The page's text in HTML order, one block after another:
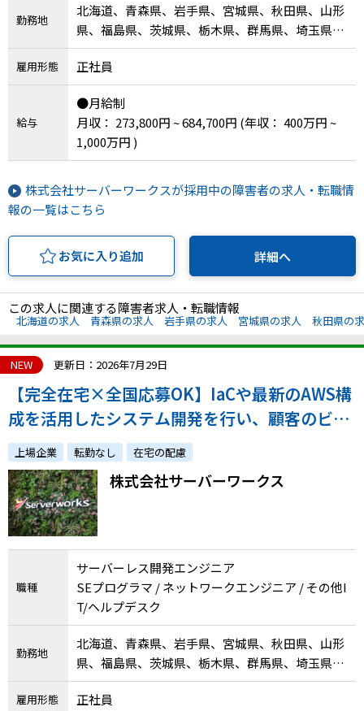
勤務地
北海道、青森県、岩手県、宮城県、秋田県、山形
県、福島県、茨城県、栃木県、群馬県、埼玉県、
千葉県、東京都、神奈川県、新潟県、富山県、石
川県、福井県、山梨県、長野県、岐阜県、静岡
県、愛知県、三重県、滋賀県、京都府、大阪府、
兵庫県、奈良県、和歌山県、鳥取県、島根県、岡
山県、広島県、山口県、徳島県、香川県、愛媛
県、高知県、福岡県、佐賀県、長崎県、熊本県、
大分県、宮崎県、鹿児島県、沖縄県、その他
雇用形態 正社員
給与
●月給制
月収： 273,800円 ~ 684,700円 (年収： 400万円 ~
1,000万円 )
株式会社サーバーワークスが採用中の障害者の求人・転職情
報の一覧はこちら
お気に入り追加 詳細へ
この求人に関連する障害者求人・転職情報
北海道の求人 青森県の求人 岩手県の求人 宮城県の求人 秋田県の
NEW 更新日：2026年7月29日
【完全在宅×全国応募OK】IaCや最新のAWS構
成を活用したシステム開発を行い、顧客のビジ
ネスを加速させたい方を募集します！
上場企業 転勤なし 在宅の配慮
株式会社サーバーワークス
職種
サーバーレス開発エンジニア
SEプログラマ / ネットワークエンジニア / その他I
T/ヘルプデスク
勤務地
北海道、青森県、岩手県、宮城県、秋田県、山形
県、福島県、茨城県、栃木県、群馬県、埼玉県、
千葉県、東京都、神奈川県、新潟県、富山県、石
川県、福井県、山梨県、長野県、岐阜県、静岡
雇用形態 正社員